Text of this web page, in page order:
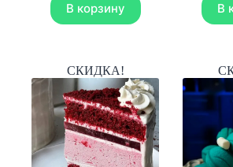
В корзину В
СКИДКА!